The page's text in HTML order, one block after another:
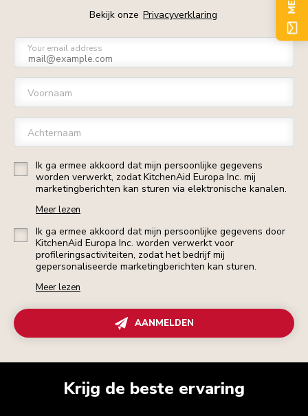
Bekijk onze Privacyverklaring
Your email address
Voornaam
Achternaam
Ik ga ermee akkoord dat mijn persoonlijke gegevens
worden verwerkt, zodat KitchenAid Europa Inc. mij
marketingberichten kan sturen via elektronische kanalen.
Meer lezen
Ik ga ermee akkoord dat mijn persoonlijke gegevens door
KitchenAid Europa Inc. worden verwerkt voor
profileringsactiviteiten, zodat het bedrijf mij
gepersonaliseerde marketingberichten kan sturen.
Meer lezen
AANMELDEN
Krijg de beste ervaring